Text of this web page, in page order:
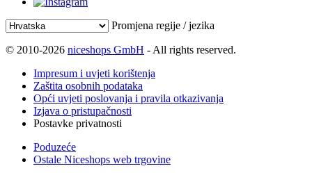
Promjena regije / jezika
© 2010-2026 niceshops GmbH - All rights reserved.
Impresum i uvjeti korištenja
Zaštita osobnih podataka
Opći uvjeti poslovanja i pravila otkazivanja
Izjava o pristupačnosti
Postavke privatnosti
Poduzeće
Ostale Niceshops web trgovine